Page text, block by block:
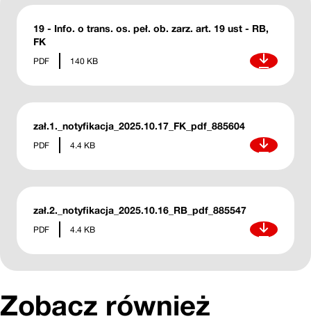
19 - Info. o trans. os. peł. ob. zarz. art. 19 ust - RB,
FK
PDF 140 KB Pobierz
zał.1._notyfikacja_2025.10.17_FK_pdf_885604
PDF 4.4 KB Pobierz
zał.2._notyfikacja_2025.10.16_RB_pdf_885547
PDF 4.4 KB Pobierz
Zobacz również